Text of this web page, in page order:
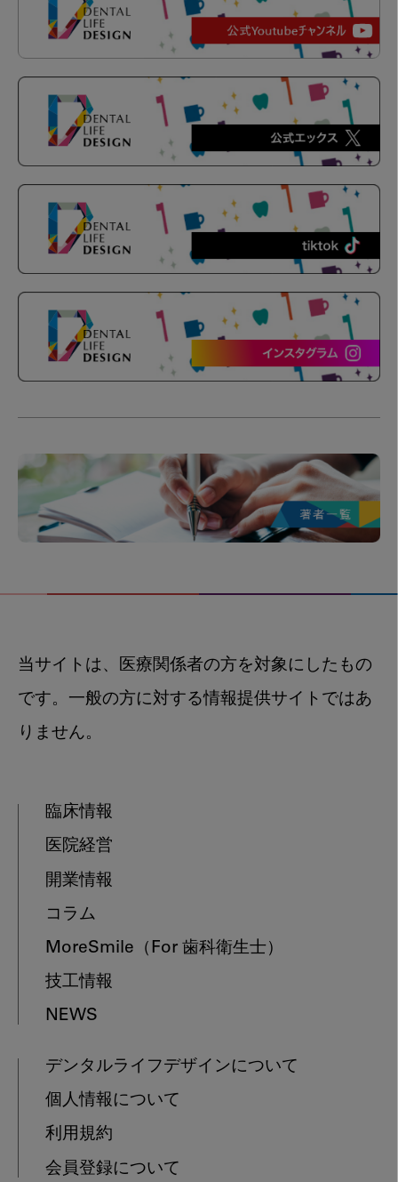
当サイトは、医療関係者の方を対象にしたもの
です。一般の方に対する情報提供サイトではあ
りません。
臨床情報
医院経営
開業情報
コラム
MoreSmile （For 歯科衛生士）
技工情報
NEWS
デンタルライフデザインについて
個人情報について
利用規約
会員登録について